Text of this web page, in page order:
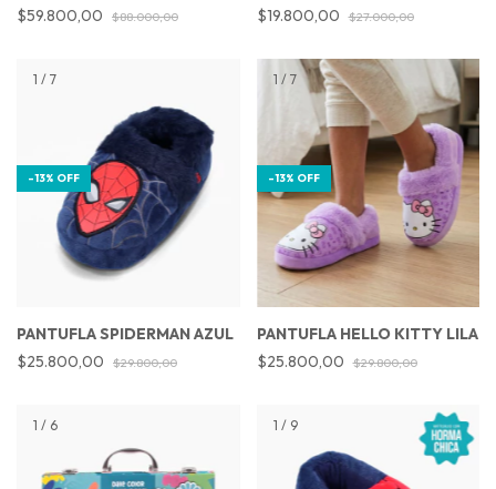
$59.800,00
$88.000,00
$19.800,00
$27.000,00
1 / 7
-13% OFF
PANTUFLA SPIDERMAN AZUL
$25.800,00
$29.800,00
1 / 7
-13% OFF
PANTUFLA HELLO KITTY LILA
$25.800,00
$29.800,00
1 / 6 1 / 9